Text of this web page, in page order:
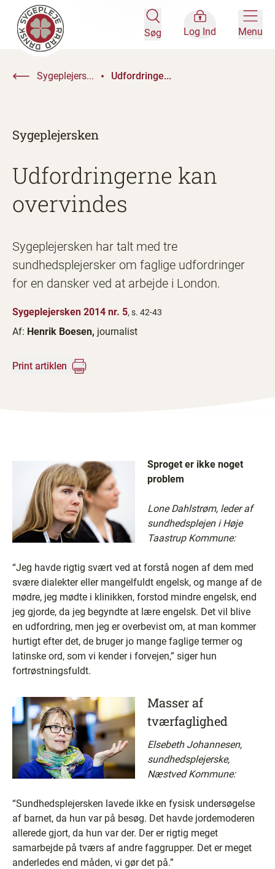
Søg Log Ind Menu
Sygeplejers... Udfordringe...
Sygeplejersken
Udfordringerne kan
overvindes
Sygeplejersken har talt med tre
sundhedsplejersker om faglige udfordringer
for en dansker ved at arbejde i London.
Sygeplejersken 2014 nr. 5, s. 42-43
Af: Henrik Boesen, journalist
Print artiklen
Sproget er ikke noget
problem
Lone Dahlstrøm, leder af
sundhedsplejen i Høje
Taastrup Kommune:
“Jeg havde rigtig svært ved at forstå nogen af dem med
svære dialekter eller mangelfuldt engelsk, og mange af de
mødre, jeg mødte i klinikken, forstod mindre engelsk, end
jeg gjorde, da jeg begyndte at lære engelsk. Det vil blive
en udfordring, men jeg er overbevist om, at man kommer
hurtigt efter det, de bruger jo mange faglige termer og
latinske ord, som vi kender i forvejen,” siger hun
fortrøstningsfuldt.
Masser af
tværfaglighed
Elsebeth Johannesen,
sundhedsplejerske,
Næstved Kommune:
“Sundhedsplejersken lavede ikke en fysisk undersøgelse
af barnet, da hun var på besøg. Det havde jordemoderen
allerede gjort, da hun var der. Der er rigtig meget
samarbejde på tværs af andre faggrupper. Det er meget
anderledes end måden, vi gør det på.”